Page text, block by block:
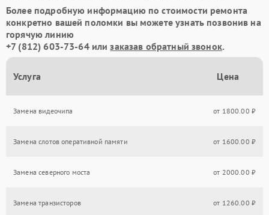
Более подробную информацию по стоимости ремонта
конкретно вашей поломки вы можете узнать позвонив на
горячую линию
+7 (812) 603-73-64илизаказав обратный звонок.
Услуга Цена
Замена видеочипа от 1800.00 ₽
Замена слотов оперативной памяти от 1600.00 ₽
Замена северного моста от 2000.00 ₽
Замена транзисторов от 1260.00 ₽